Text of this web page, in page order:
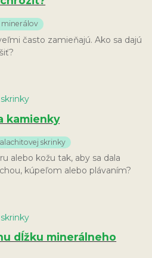
minerálov
často zamieňajú. Ako sa dajú
kamienky
skrinky
alebo kožu tak, aby sa dala
kúpeľom alebo plávaním?
dĺžku minerálneho